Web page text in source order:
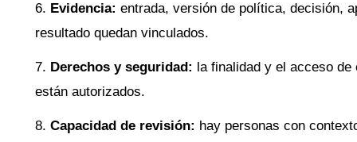
Evidencia: entrada, versión de política, decisión,
resultado quedan vinculados.
Derechos y seguridad: la finalidad y el acceso de
están autorizados.
Capacidad de revisión: hay personas con